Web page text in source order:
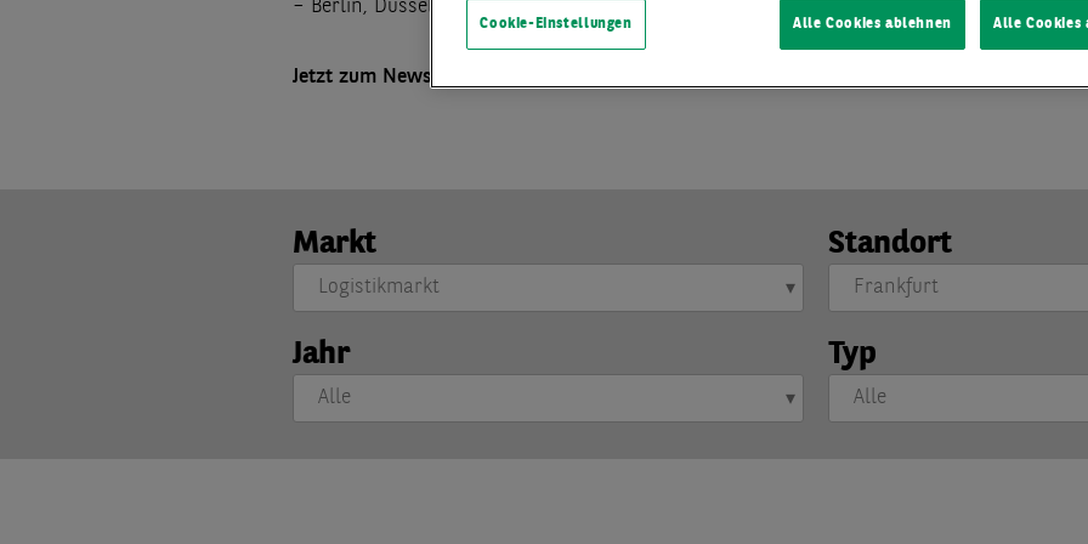
– Berlin, Düsseldorf, Frankfurt, Hamburg, Köln, Leipzig, München, Ruhrgebiet und
Jetzt zum Newsletter anmelden und die aktuellsten Marktberichte direkt und bequem
Markt Standort
Jahr Typ
Cookie-Einstellungen Alle Cookies ablehnen Alle Cookies